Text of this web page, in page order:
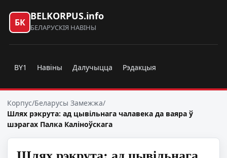
БК
BELKORPUS.info
БЕЛАРУСКІЯ НАВІНЫ
BY1 Навіны Далучыцца Рэдакцыя
Корпус/Беларусы Замежжа/
Шлях рэкрута: ад цывільнага чалавека да ваяра ў
шэрагах Палка Каліноўскага